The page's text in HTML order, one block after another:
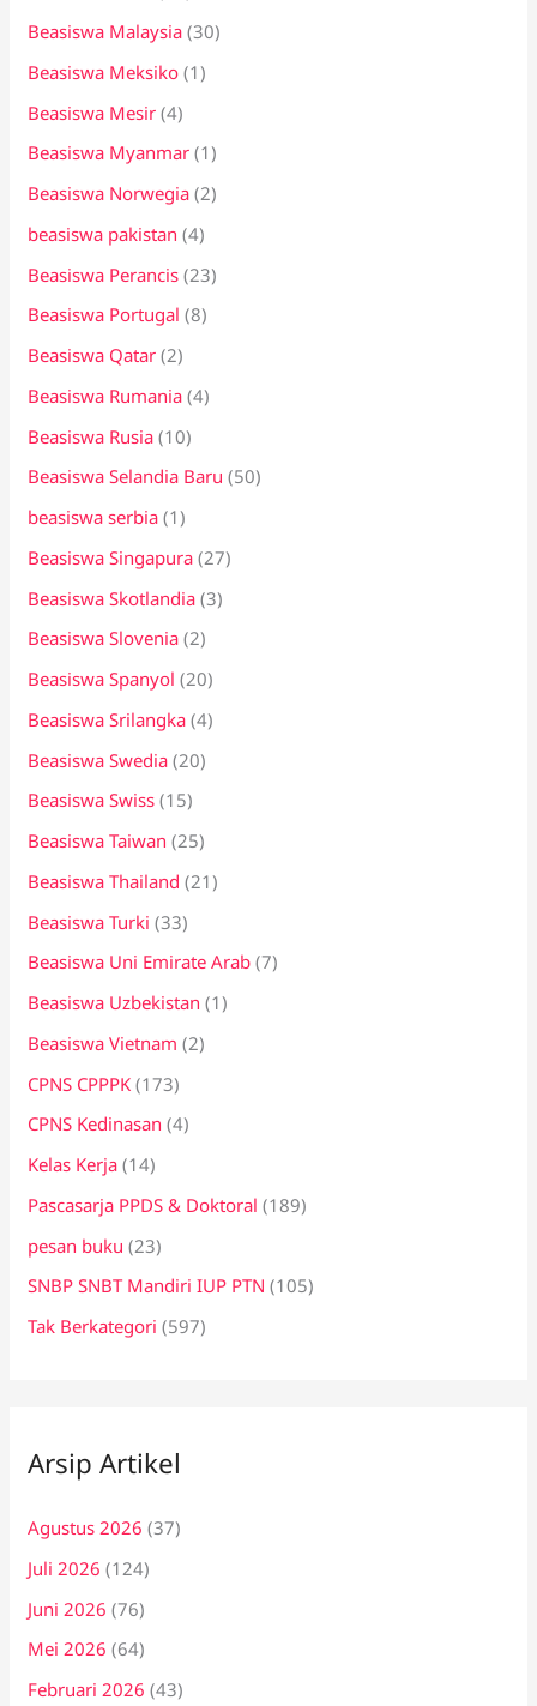
Beasiswa Malaysia (30)
Beasiswa Meksiko (1)
Beasiswa Mesir (4)
Beasiswa Myanmar (1)
Beasiswa Norwegia (2)
beasiswa pakistan (4)
Beasiswa Perancis (23)
Beasiswa Portugal (8)
Beasiswa Qatar (2)
Beasiswa Rumania (4)
Beasiswa Rusia (10)
Beasiswa Selandia Baru (50)
beasiswa serbia (1)
Beasiswa Singapura (27)
Beasiswa Skotlandia (3)
Beasiswa Slovenia (2)
Beasiswa Spanyol (20)
Beasiswa Srilangka (4)
Beasiswa Swedia (20)
Beasiswa Swiss (15)
Beasiswa Taiwan (25)
Beasiswa Thailand (21)
Beasiswa Turki (33)
Beasiswa Uni Emirate Arab (7)
Beasiswa Uzbekistan (1)
Beasiswa Vietnam (2)
CPNS CPPPK (173)
CPNS Kedinasan (4)
Kelas Kerja (14)
Pascasarja PPDS & Doktoral (189)
pesan buku (23)
SNBP SNBT Mandiri IUP PTN (105)
Tak Berkategori (597)
Arsip Artikel
Agustus 2026 (37)
Juli 2026 (124)
Juni 2026 (76)
Mei 2026 (64)
Februari 2026 (43)